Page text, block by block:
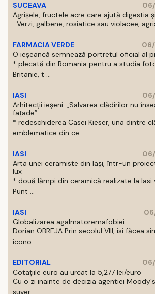
SUCEAVA
Agrișele, fructele acre care ajută digestia
Verzi, galbene, rosiatice sau violacee,
FARMACIA VERDE
O ieșeancă semnează portretul oficial al
* plecată din Romania pentru a studia
Britanie, t ...
IASI
Arhitecții ieșeni: „Salvarea clădirilor nu
fațade”
* redeschiderea Casei Kieser, una dintre
emblematice din ce ...
IASI
Arta unei ceramiste din Iași, într-un
lux
* două lămpi din ceramică realizate la
Punt ...
IASI
Globalizarea agalmatoremafobiei
Dorian OBREJA Prin secolul VIII, isi făcea
icono ...
EDITORIAL
Cotațiile euro au urcat la 5,277 lei/euro
Cu o zi inainte de decizia agentiei
suver ...